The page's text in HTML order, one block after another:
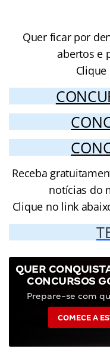
Quer ficar por
abertos e
Receba
notícias do
Clique no link
QUER
CONCURSOS
Prepare-se com
COMECE A